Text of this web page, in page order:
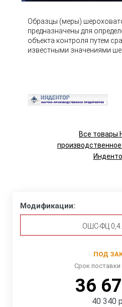
Образцы (меры)
предназначены для
объекта контроля путем
известными значениями
Все товары
Модификации:
ОШС-ФЦ
ПОД
Срок поставки
36
40 340